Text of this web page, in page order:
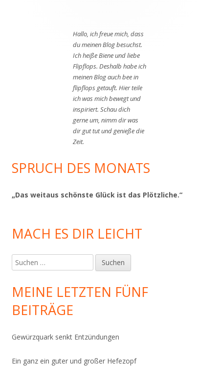
Hallo, ich freue mich, dass
du meinen Blog besuchst.
Ich heiße Biene und liebe
Flipflops. Deshalb habe ich
meinen Blog auch bee in
flipflops getauft. Hier teile
ich was mich bewegt und
inspiriert. Schau dich
gerne um, nimm dir was
dir gut tut und genieße die
Zeit.
SPRUCH DES MONATS
„Das weitaus schönste Glück ist das Plötzliche.“
MACH ES DIR LEICHT
Suchen
nach:
MEINE LETZTEN FÜNF
BEITRÄGE
Gewürzquark senkt Entzündungen
Ein ganz ein guter und großer Hefezopf